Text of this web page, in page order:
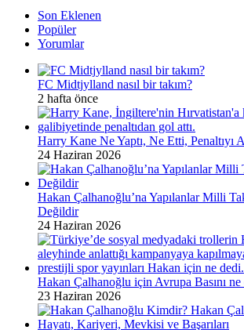
Son Eklenen
Popüler
Yorumlar
FC Midtjylland nasıl bir takım?
2 hafta önce
Harry Kane Ne Yaptı, Ne Etti, Penaltıyı
24 Haziran 2026
Hakan Çalhanoğlu’na Yapılanlar Milli
Değildir
24 Haziran 2026
Hakan Çalhanoğlu için Avrupa Basını ne
23 Haziran 2026